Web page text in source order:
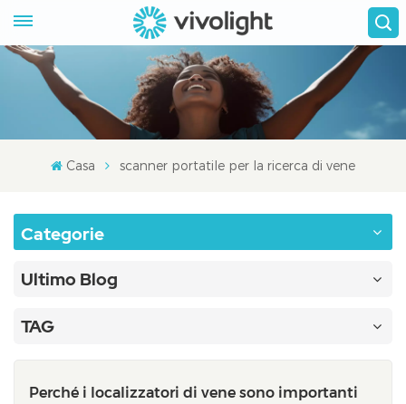
Casa scanner portatile per la ricerca di vene
Categorie
Ultimo Blog
TAG
Perché i localizzatori di vene sono importanti